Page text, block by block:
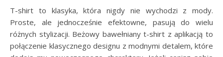
T-shirt to klasyka, która nigdy nie wychodzi z mody.
Proste, ale jednocześnie efektowne, pasują do wielu
różnych stylizacji. Beżowy bawełniany t-shirt z aplikacją to
połączenie klasycznego designu z modnymi detalem, które